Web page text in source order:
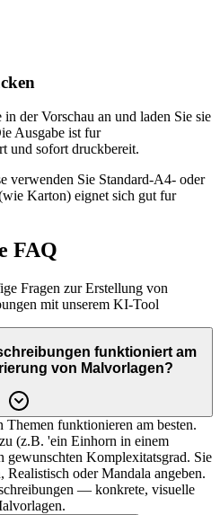
der Vorschau an und laden Sie sie
Ausgabe ist fur
und sofort druckbereit.
verwenden Sie Standard-A4- oder
Karton) eignet sich gut fur
FAQ
Fragen zur Erstellung von
mit unserem KI-Tool
funktioniert am
von Malvorlagen?
Themen funktionieren am besten.
(z.B. 'ein Einhorn in einem
gewunschten Komplexitatsgrad. Sie
oder Mandala angeben.
— konkrete, visuelle